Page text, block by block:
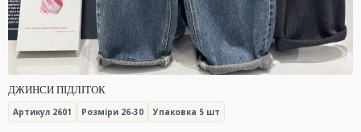
ДЖИНСИ ПІДЛІТОК
Артикул 2601 Розміри 26-30 Упаковка 5 шт